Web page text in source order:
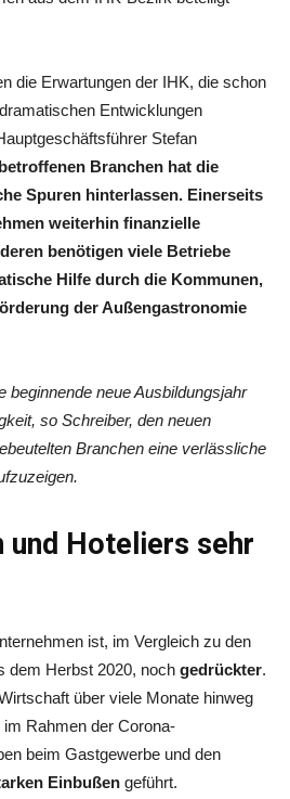
die Erwartungen der IHK, die schon
Entwicklungen
Stefan
Branchen hat die
Spuren hinterlassen. Einerseits
weiterhin finanzielle
benötigen viele Betriebe
Hilfe durch die Kommunen,
der Außengastronomie
beginnende neue Ausbildungsjahr
so Schreiber, den neuen
Branchen eine verlässliche
und Hoteliers sehr
ist, im Vergleich zu den
dem Herbst 2020, noch gedrückter.
über viele Monate hinweg
Rahmen der Corona-
beim Gastgewerbe und den
Einbußen geführt.